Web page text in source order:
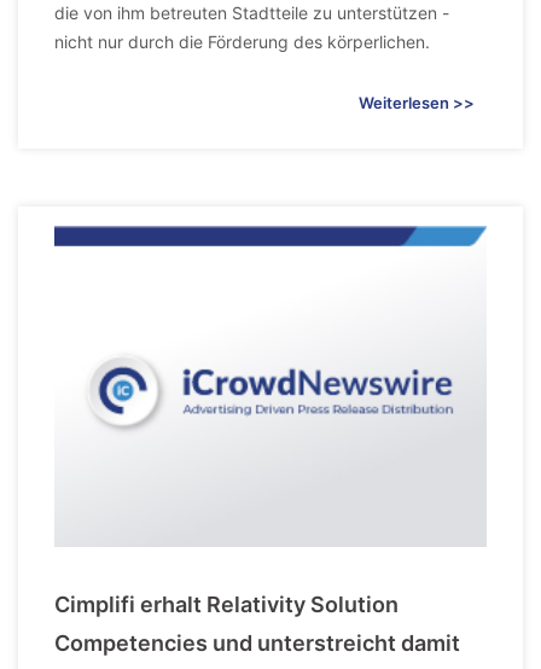
die von ihm betreuten Stadtteile zu unterstützen -
nicht nur durch die Förderung des körperlichen.
Weiterlesen >>
Cimplifi erhalt Relativity Solution
Competencies und unterstreicht damit